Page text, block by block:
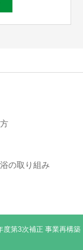
の取り組み
度第3次補正 事業再構築